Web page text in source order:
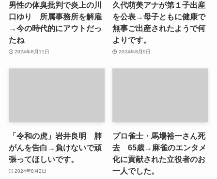
男性の体臭批判で炎上の川
口ゆり 所属事務所を解雇
→今の時代的にアウトだっ
たね
2024年8月11日
久代萌美アナが第１子出産
を公表→母子ともに健康で
無事ご出産されたようで何
よりです。
2024年8月9日
「令和の虎」岩井良明 肺
がんを告白→負けないで頑
張ってほしいです。
2024年8月2日
プロ雀士・馬場裕一さん死
去 65歳→麻雀のエンタメ
化に貢献された立役者のお
一人でした。